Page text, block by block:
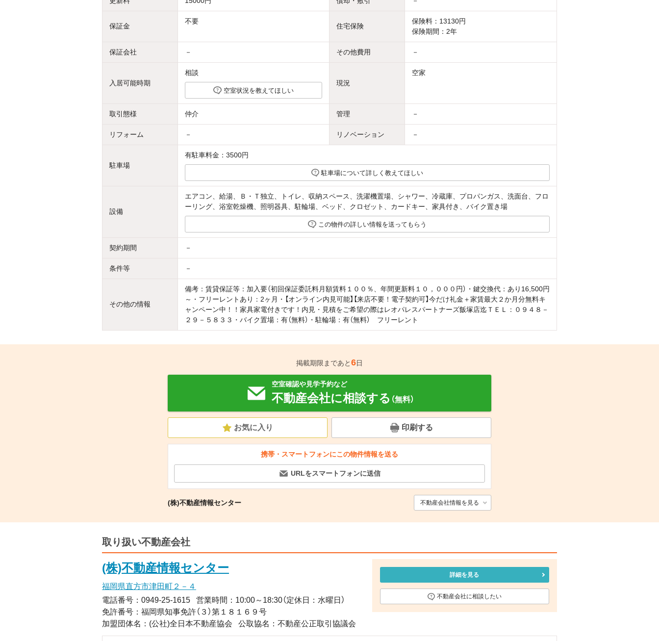
保証金
不要
住宅保険
保険料：13130円
保険期間：2年
保証会社 － その他費用 －
入居可能時期
相談
空室状況を教えてほしい
現況
空家
取引態様 仲介 管理 －
リフォーム － リノベーション －
駐車場
有駐車料金：3500円
駐車場について詳しく教えてほしい
設備
エアコン、給湯、Ｂ・Ｔ独立、トイレ、収納スペース、洗濯機置場、シャワー、冷蔵庫、プロパンガス、洗面台、フロ
ーリング、浴室乾燥機、照明器具、駐輪場、ベッド、クロゼット、カードキー、家具付き、バイク置き場
この物件の詳しい情報を送ってもらう
契約期間 －
条件等 －
その他の情報
備考：賃貸保証等：加入要（初回保証委託料月額賃料１００％、年間更新料１０，０００円）・鍵交換代：あり16,500円
～・フリーレントあり：2ヶ月・【オンライン内見可能】【来店不要！電子契約可】今だけ礼金＋家賃最大２か月分無料キ
ャンペーン中！！家具家電付きです！内見・見積をご希望の際はレオパレスパートナーズ飯塚店迄ＴＥＬ：０９４８－
２９－５８３３・バイク置場：有（無料）・駐輪場：有（無料） フリーレント
掲載期限まであと6日
空室確認や見学予約など
不動産会社に相談する （無料）
お気に入り 印刷する
携帯・スマートフォンにこの物件情報を送る
URLをスマートフォンに送信
(株)不動産情報センター 不動産会社情報を見る
取り扱い不動産会社
(株)不動産情報センター
福岡県直方市津田町２－４
電話番号：0949-25-1615
営業時間：10:00～18:30（定休日：水曜日）
免許番号：福岡県知事免許（３）第１８１６９号
加盟団体名：(公社)全日本不動産協会
公取協名：不動産公正取引協議会
詳細を見る
不動産会社に相談したい